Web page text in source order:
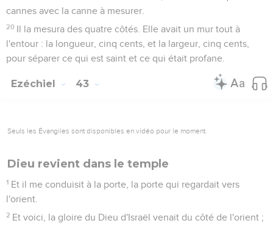
cannes avec la canne à mesurer.
20 Il la mesura des quatre côtés. Elle avait un mur tout à
l'entour : la longueur, cinq cents, et la largeur, cinq cents,
pour séparer ce qui est saint et ce qui était profane.
Ezéchiel 43
Seuls les Évangiles sont disponibles en vidéo pour le moment.
Dieu revient dans le temple
1 Et il me conduisit à la porte, la porte qui regardait vers
l'orient.
2 Et voici, la gloire du Dieu d'Israël venait du côté de l'orient ;